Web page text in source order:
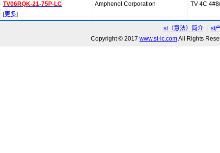
TV06RQK-21-75P-LC
[更多]
Amphenol Corporation TV 4C
st（意法）简介| st
Copyright © 2017 www.st-ic.comAll Rights